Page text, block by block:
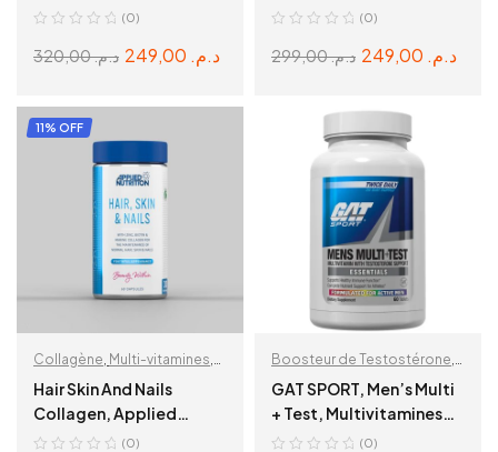
Capsules.
(0)
د.م.320,00 د.م.
ADD TO CART
90 CAPSULES
(0)
د.م.299,00 د.م.
11% OFF
Collagène, Multi-vitamines,
Sante et Bien Etre
Hair Skin And Nails
Collagen, Applied
Nutrition 60 Capsules
(0)
Boosteur de Testostérone,
Multi-vitamines,Sante et
Bien Etre
GAT SPORT, Men’s Multi
+ Test, Multivitamines
pour Hommes 60 tabs
(0)